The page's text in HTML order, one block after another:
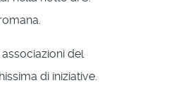
del
di iniziative.